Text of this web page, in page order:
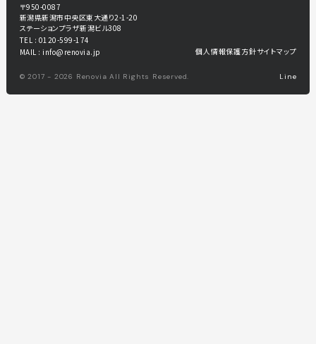
〒950-0087
新潟県新潟市中央区東大通り2-1-20
ステーションプラザ新潟ビル308
TEL : 0120-599-174
MAIL : info@renovia.jp
個人情報保護方針サイトマップ
© 2017 - 2026 Renovia All Rights Reserved. Line